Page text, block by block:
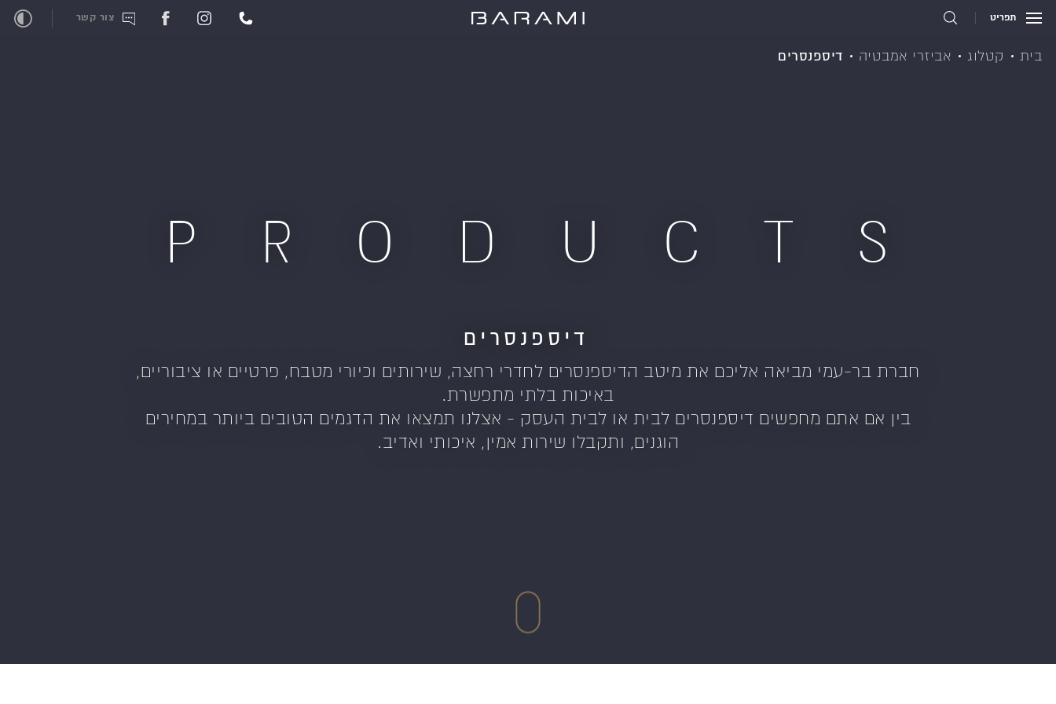
תפריט צור קשר
PRODUCTS
דיספנסרים
חברת בר-עמי מביאה אליכם את מיטב הדיספנסרים לחדרי רחצה, שירותים וכיורי מטבח, פרטיים או ציבוריים,
באיכות בלתי מתפשרת.
בין אם אתם מחפשים דיספנסרים לבית או לבית העסק - אצלנו תמצאו את הדגמים הטובים ביותר במחירים
הוגנים, ותקבלו שירות אמין, איכותי ואדיב.
בית קטלוג אביזרי אמבטיה דיספנסרים